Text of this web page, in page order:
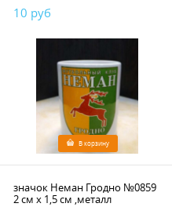
10 руб
В корзину
значок Неман Гродно №0859
2 см х 1,5 см ,металл